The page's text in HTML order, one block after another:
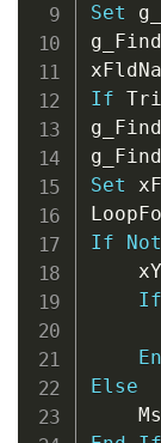
Set
If
Set
If
Not
If
Else